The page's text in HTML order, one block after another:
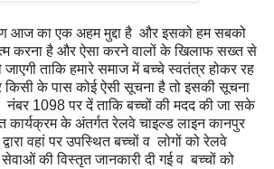
आज का एक अहम मुद्दा है और इसको हम सबको
करना है और ऐसा करने वालों के खिलाफ सख्त से
जाएगी ताकि हमारे समाज में बच्चे स्वतंत्र होकर रह
के पास कोई ऐसी सूचना है तो इसकी सूचना
1098 पर दें ताकि बच्चों की मदद की जा सके
कार्यक्रम के अंतर्गत रेलवे चाइल्ड लाइन कानपुर
वहां पर उपस्थित बच्चों व लोगों को रेलवे
की विस्तृत जानकारी दी गई व बच्चों को